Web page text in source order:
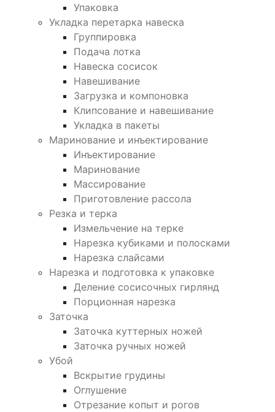
Упаковка
Укладка перетарка навеска
Группировка
Подача лотка
Навеска сосисок
Навешивание
Загрузка и компоновка
Клипсование и навешивание
Укладка в пакеты
Маринование и инъектирование
Инъектирование
Маринование
Массирование
Приготовление рассола
Резка и терка
Измельчение на терке
Нарезка кубиками и полосками
Нарезка слайсами
Нарезка и подготовка к упаковке
Деление сосисочных гирлянд
Порционная нарезка
Заточка
Заточка куттерных ножей
Заточка ручных ножей
Убой
Вскрытие грудины
Оглушение
Отрезание копыт и рогов